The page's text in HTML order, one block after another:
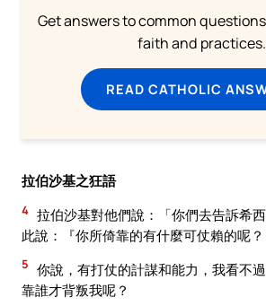
Get answers to common
faith and practices.
READ CATHOLIC
拉伯沙基之狂語
4 拉伯沙基對他們說：「你們去告訴希
此說：『你所倚靠的有什麼可仗賴的呢？
5 你說，有打仗的計謀和能力，我看不
靠誰才背叛我呢？